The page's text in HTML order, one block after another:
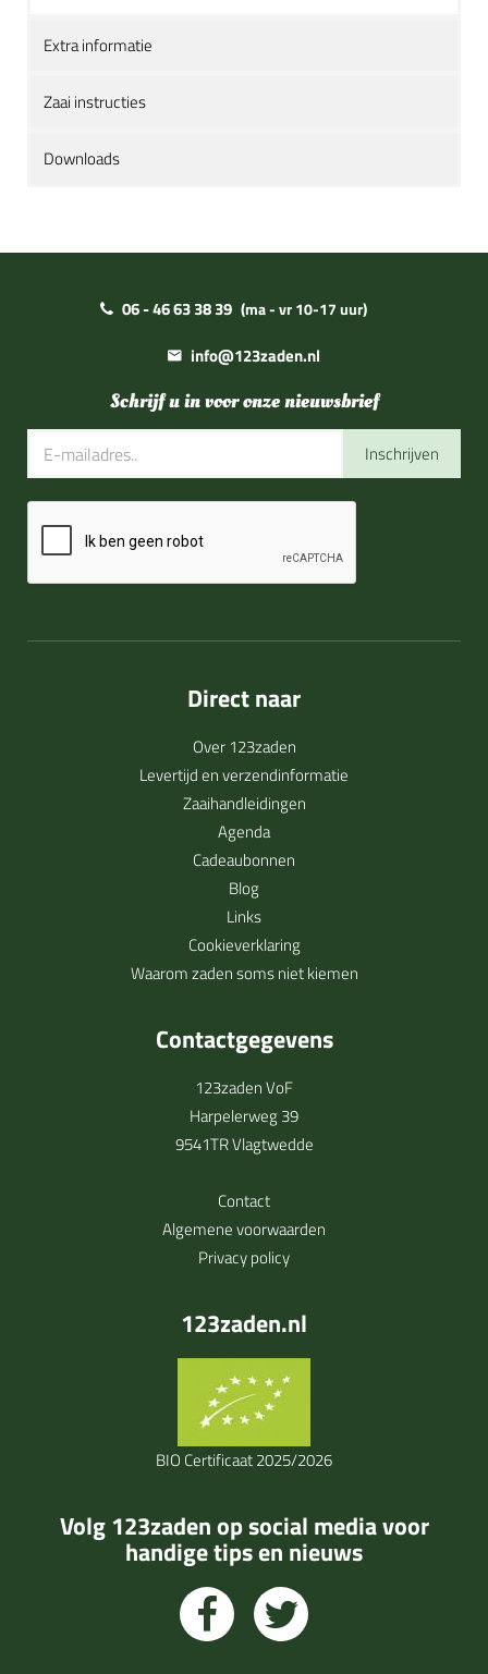
Extra informatie
Zaai instructies
Downloads
06 - 46 63 38 39 (ma - vr 10-17 uur)
info@123zaden.nl
Schrijf u in voor onze nieuwsbrief
Inschrijven
Direct naar
Over 123zaden
Levertijd en verzendinformatie
Zaaihandleidingen
Agenda
Cadeaubonnen
Blog
Links
Cookieverklaring
Waarom zaden soms niet kiemen
Contactgegevens
123zaden VoF
Harpelerweg 39
9541TR Vlagtwedde
Contact
Algemene voorwaarden
Privacy policy
123zaden.nl
BIO Certificaat 2025/2026
Volg 123zaden op social media voor
handige tips en nieuws